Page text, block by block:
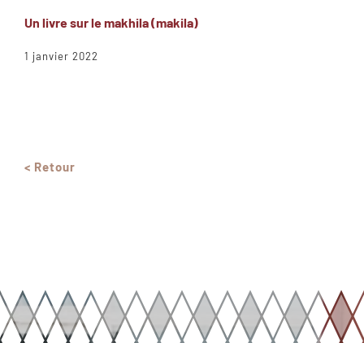
Un livre sur le makhila (makila)
1 janvier 2022
< Retour